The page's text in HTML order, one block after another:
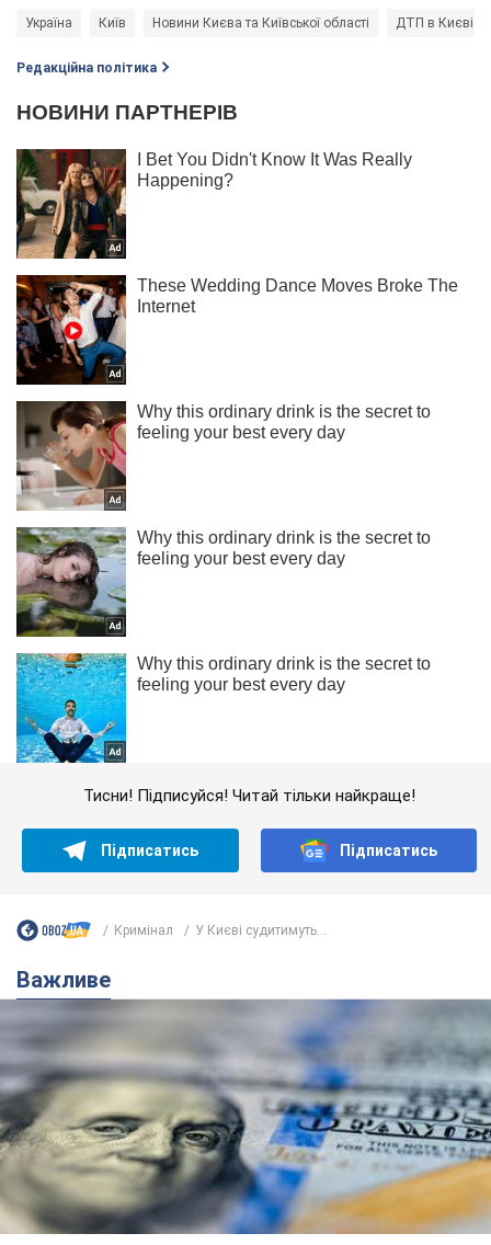
Україна Київ Новини Києва та Київської області ДТП в Києві
Редакційна політика
Тисни! Підписуйся! Читай тільки найкраще!
Підписатись Підписатись
Кримінал У Києві судитимуть...
Важливе